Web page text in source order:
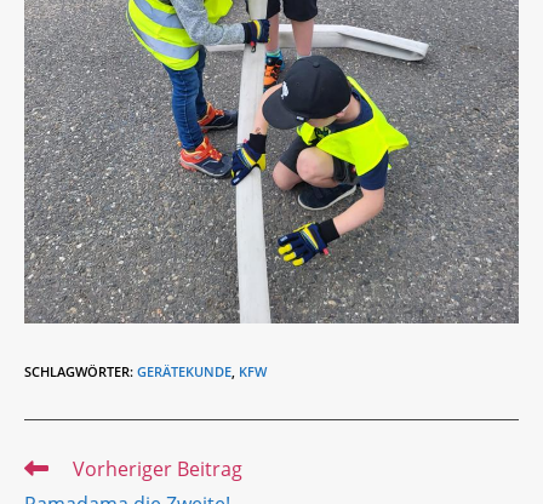
SCHLAGWÖRTER: GERÄTEKUNDE KFW
WeitereVorheriger Beitrag